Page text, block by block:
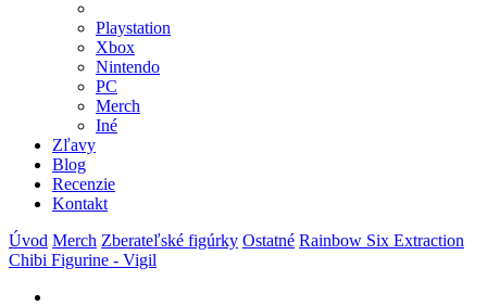
Playstation
Xbox
Nintendo
PC
Merch
Iné
Zľavy
Blog
Recenzie
Kontakt
Úvod Merch Zberateľské figúrky Ostatné Rainbow Six Extraction
Chibi Figurine - Vigil